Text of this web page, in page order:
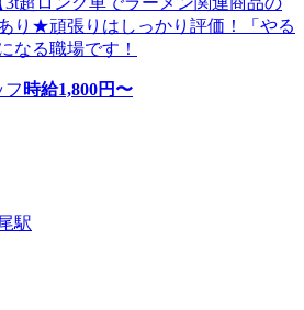
り★頑張りはしっかり評価！「やる
なる職場です！
フ 時給1,800円〜
駅